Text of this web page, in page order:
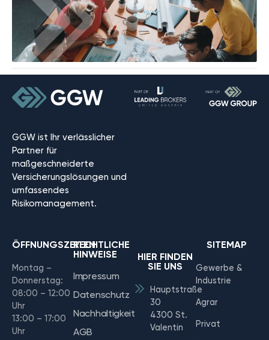
GGW ist Ihr verlässlicher
Partner für
maßgeschneiderte
Versicherungslösungen und
umfassendes
Risikomanagement.
ÖFFNUNGSZEITEN
Montag –
Donnerstag:
08:00 – 12:00
Uhr
13:00 – 17:00
Uhr
RECHTLICHE
HINWEISE
Impressum
Datenschutz
Nachhaltigkeit
AGB
HIER FINDEN
SIE UNS
Hauptstraße
30
4300 St.
Valentin
SITEMAP
Gewerbe &
Industrie
Agrar
Privat